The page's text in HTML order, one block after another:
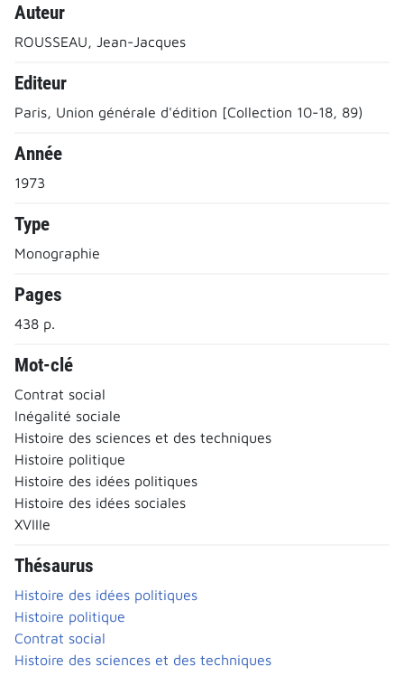
Auteur
ROUSSEAU, Jean-Jacques
Editeur
Paris, Union générale d'édition [Collection 10-18, 89)
Année
1973
Type
Monographie
Pages
438 p.
Mot-clé
Contrat social
Inégalité sociale
Histoire des sciences et des techniques
Histoire politique
Histoire des idées politiques
Histoire des idées sociales
XVIIIe
Thésaurus
Histoire des idées politiques
Histoire politique
Contrat social
Histoire des sciences et des techniques